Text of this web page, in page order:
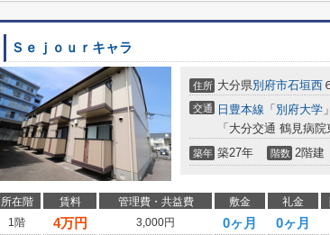
Ｓｅｊｏｕｒキャラ
住所 大分県別府市石垣西
交通 日豊本線 「 別府大学
「大分交通 鶴見病
築年 築27年 階数 2階建
所在階 賃料 管理費・共益費 敷金 礼金
1階
4万円 3,000円 0ヶ月 0ヶ月